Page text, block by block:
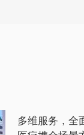
多维服务，全面引